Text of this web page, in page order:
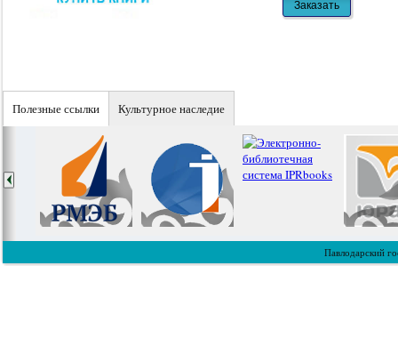
Полезные ссылки Культурное наследие
Павлодарский